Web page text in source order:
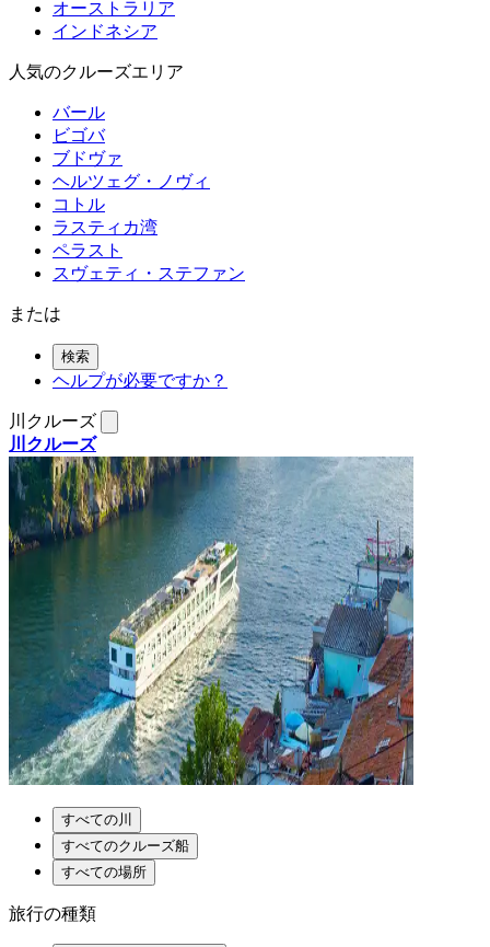
オーストラリア
インドネシア
人気のクルーズエリア
バール
ビゴバ
ブドヴァ
ヘルツェグ・ノヴィ
コトル
ラスティカ湾
ペラスト
スヴェティ・ステファン
または
検索
ヘルプが必要ですか？
川クルーズ
川クルーズ
すべての川
すべてのクルーズ船
すべての場所
旅行の種類